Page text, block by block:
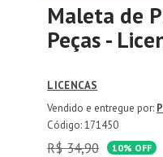
Maleta de
Peças -
LICENCAS
:171450
R$ 34,90 10% OFF